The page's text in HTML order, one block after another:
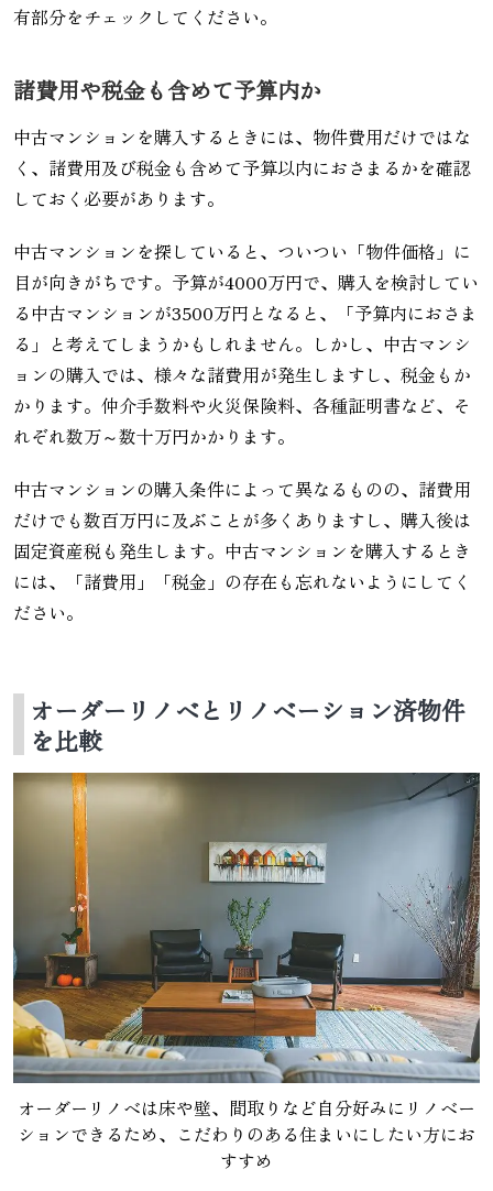
有部分をチェックしてください。
諸費用や税金も含めて予算内か
中古マンションを購入するときには、物件費用だけではな
く、諸費用及び税金も含めて予算以内におさまるかを確認
しておく必要があります。
中古マンションを探していると、ついつい「物件価格」に
目が向きがちです。予算が4000万円で、購入を検討してい
る中古マンションが3500万円となると、「予算内におさま
る」と考えてしまうかもしれません。しかし、中古マンシ
ョンの購入では、様々な諸費用が発生しますし、税金もか
かります。仲介手数料や火災保険料、各種証明書など、そ
れぞれ数万～数十万円かかります。
中古マンションの購入条件によって異なるものの、諸費用
だけでも数百万円に及ぶことが多くありますし、購入後は
固定資産税も発生します。中古マンションを購入するとき
には、「諸費用」「税金」の存在も忘れないようにしてく
ださい。
オーダーリノベとリノベーション済物件
を比較
オーダーリノベは床や壁、間取りなど自分好みにリノベー
ションできるため、こだわりのある住まいにしたい方にお
すすめ